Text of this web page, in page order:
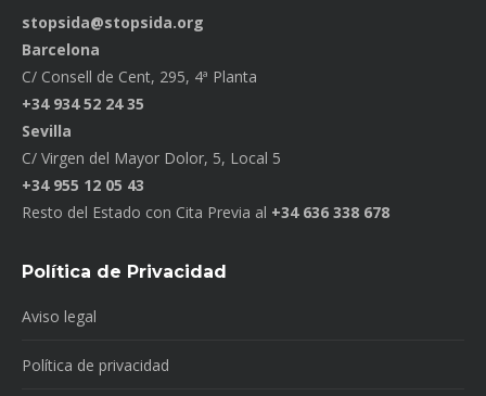
stopsida@stopsida.org
Barcelona
C/ Consell de Cent, 295, 4ª Planta
+34 934 52 24 35
Sevilla
C/ Virgen del Mayor Dolor, 5, Local 5
+34 955 12 05 43
Resto del Estado con Cita Previa al +34 636 338 678
Política de Privacidad
Aviso legal
Política de privacidad